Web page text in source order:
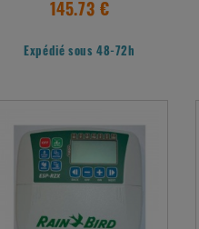
145.73 €
Expédié sous 48-72h